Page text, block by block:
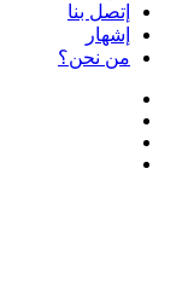
إتصل بنا
إشهار
من نحن؟